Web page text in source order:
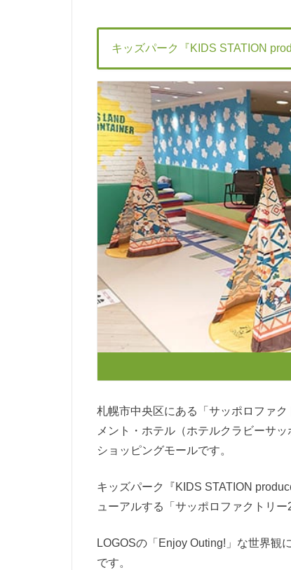
キッズパーク『KIDS STATION
札幌市中央区にある「サッポロファ
メント・ホテル（ホテルクラビーサ
ショッピングモールです。
キッズパーク『KIDS STATION
ューアルする「サッポロファクトリー
LOGOSの「Enjoy Outing!」な世界観
です。